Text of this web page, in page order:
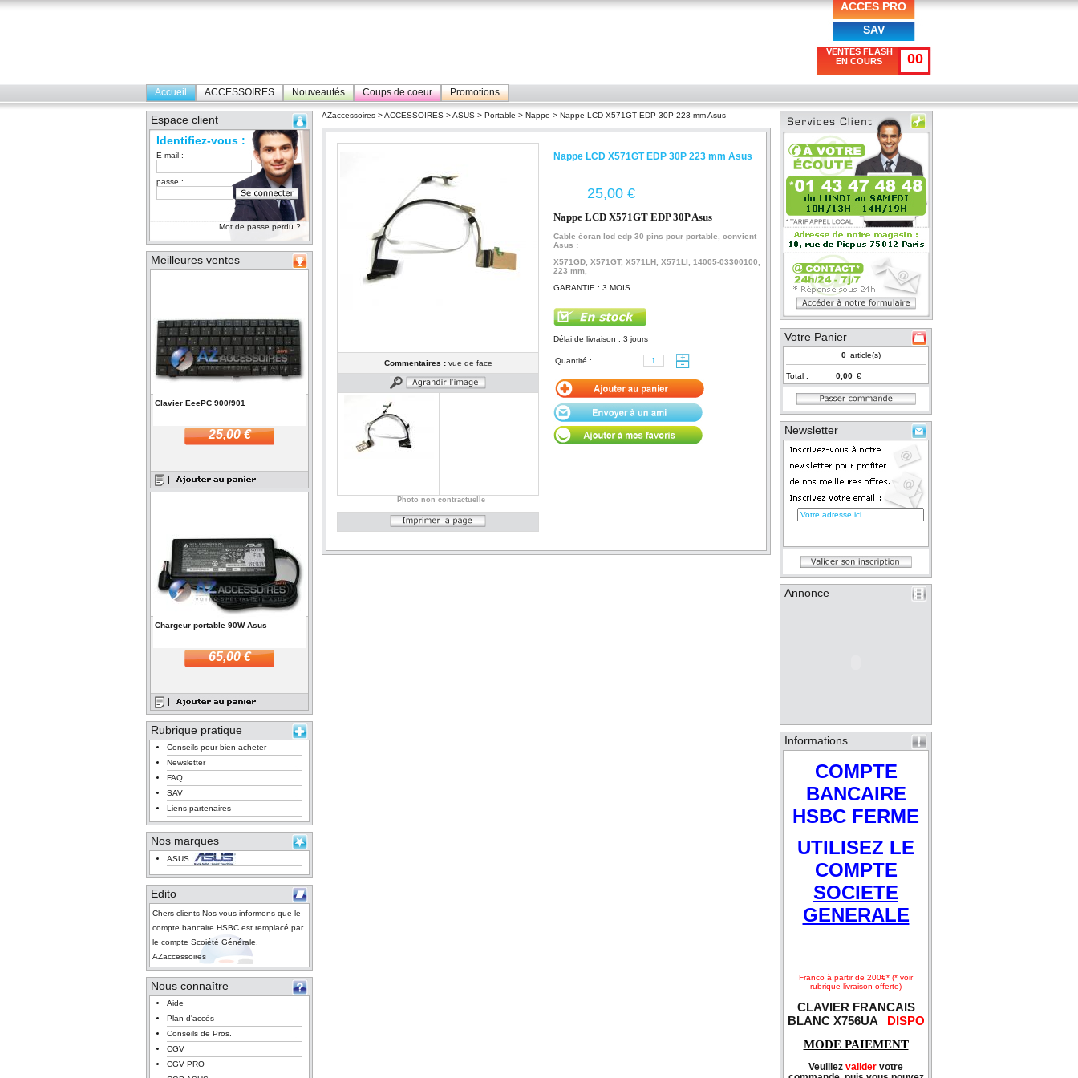
ACCES PRO
SAV
VENTES FLASH
EN COURS
00
Accueil ACCESSOIRES Nouveautés Coups de coeur Promotions
Espace client
Identifiez-vous :
E-mail :
passe :
Mot de passe perdu ?
Meilleures ventes
Clavier EeePC 900/901
25,00 €
Chargeur portable 90W Asus
65,00 €
Rubrique pratique
Conseils pour bien acheter
Newsletter
FAQ
SAV
Liens partenaires
Nos marques
ASUS
Edito
Chers clients Nos vous informons que le
compte bancaire HSBC est remplacé par
le compte Scoiété Générale.
AZaccessoires
Nous connaître
Aide
Plan d'accès
Conseils de Pros.
CGV
CGV PRO
AZaccessoires >ACCESSOIRES >ASUS > Portable > Nappe > Nappe LCD X571GT EDP 30P 223 mm Asus
Commentaires :vue de face
Photo non contractuelle
Nappe LCD X571GT EDP 30P 223 mm Asus
€
Nappe LCD X571GT EDP 30P Asus
Cable écran lcd edp 30 pins pour portable, convient
Asus :
X571GD, X571GT, X571LH, X571LI, 14005-03300100,
223 mm,
GARANTIE : 3 MOIS
Délai de livraison : 3 jours
Quantité :
Votre Panier
article(s)
Total : €
Newsletter
Annonce
Informations
COMPTE
BANCAIRE
HSBC FERME
UTILISEZ LE
COMPTE
SOCIETE
GENERALE
Franco à partir de 200€* (* voir
rubrique livraison offerte)
CLAVIER FRANCAIS
BLANC X756UA DISPO
MODE PAIEMENT
Veuillez valider votre